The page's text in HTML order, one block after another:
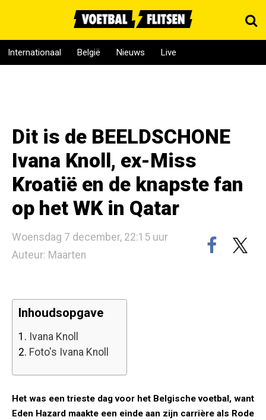
Internationaal België Nieuws Live
Dit is de BEELDSCHONE
Ivana Knoll, ex-Miss
Kroatië en de knapste fan
op het WK in Qatar
Woensdag 7 december, 22:15 uur
Auteur: Maarten
Inhoudsopgave
1. Ivana Knoll
2. Foto's Ivana Knoll
Het was een trieste dag voor het Belgische voetbal, want
Eden Hazard maakte een einde aan zijn carrière als Rode